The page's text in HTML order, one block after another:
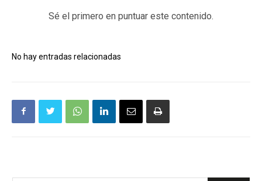
Sé el primero en puntuar este contenido.
No hay entradas relacionadas